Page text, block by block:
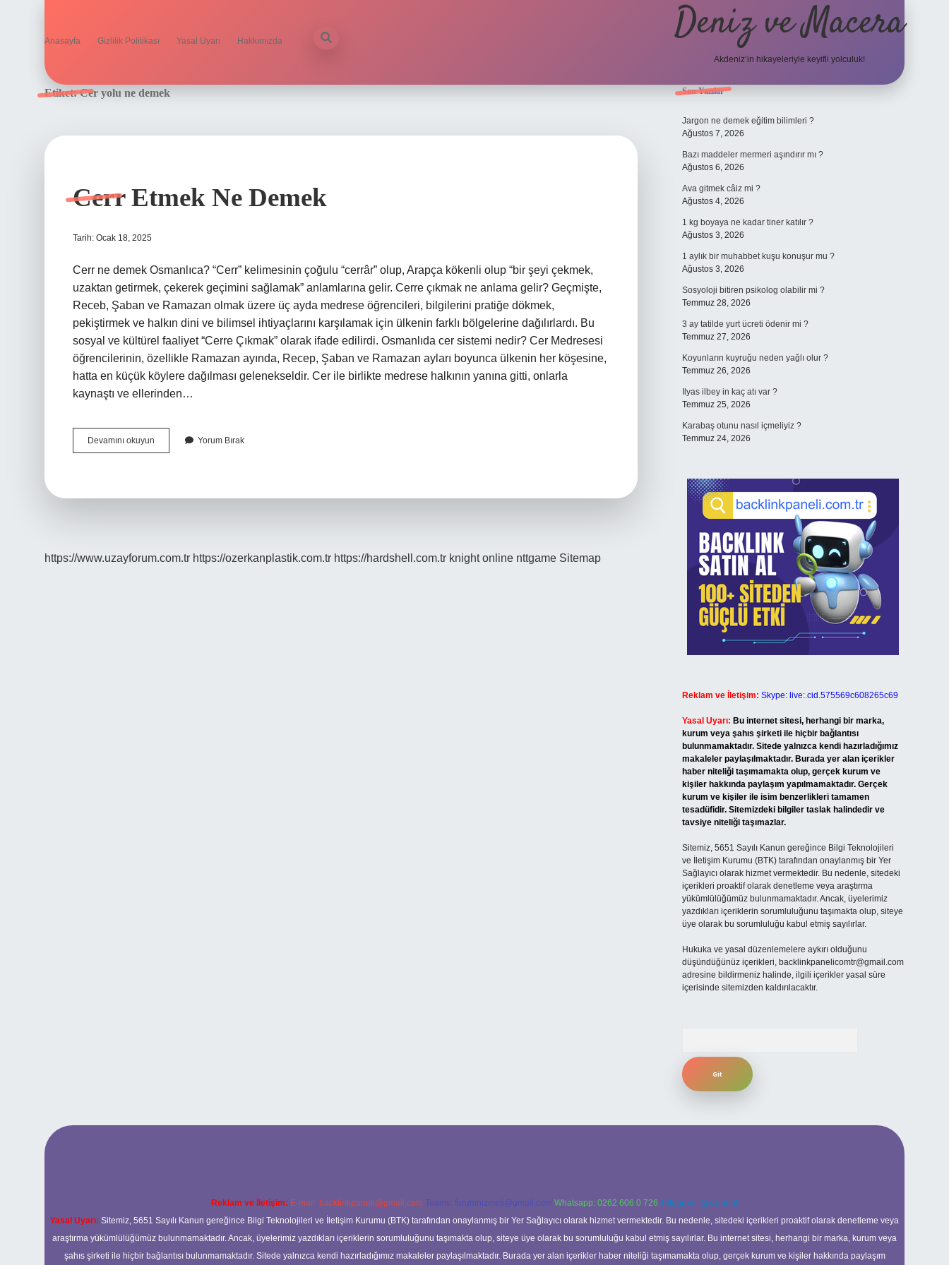
Anasayfa Gizlilik Politikası Yasal Uyarı Hakkımızda Deniz ve Macera
Akdeniz’in hikayeleriyle keyifli yolculuk!
Etiket:Cer yolu ne demek
Cerr Etmek Ne Demek
Tarih: Ocak 18, 2025
Cerr ne demek Osmanlıca? “Cerr” kelimesinin çoğulu “cerrâr” olup, Arapça kökenli olup “bir şeyi çekmek,
uzaktan getirmek, çekerek geçimini sağlamak” anlamlarına gelir. Cerre çıkmak ne anlama gelir? Geçmişte,
Receb, Şaban ve Ramazan olmak üzere üç ayda medrese öğrencileri, bilgilerini pratiğe dökmek,
pekiştirmek ve halkın dini ve bilimsel ihtiyaçlarını karşılamak için ülkenin farklı bölgelerine dağılırlardı. Bu
sosyal ve kültürel faaliyet “Cerre Çıkmak” olarak ifade edilirdi. Osmanlıda cer sistemi nedir? Cer Medresesi
öğrencilerinin, özellikle Ramazan ayında, Recep, Şaban ve Ramazan ayları boyunca ülkenin her köşesine,
hatta en küçük köylere dağılması gelenekseldir. Cer ile birlikte medrese halkının yanına gitti, onlarla
kaynaştı ve ellerinden…
Devamını okuyun
Etmek
Yorum Bırak
https://www.uzayforum.com.tr https://ozerkanplastik.com.tr https://hardshell.com.tr knight online nttgame Sitemap
Sidebar
Son Yazılar
Jargon ne demek eğitim bilimleri ?
Ağustos 7, 2026
Bazı maddeler mermeri aşındırır mı ?
Ağustos 6, 2026
Ava gitmek câiz mi ?
Ağustos 4, 2026
1 kg boyaya ne kadar tiner katılır ?
Ağustos 3, 2026
1 aylık bir muhabbet kuşu konuşur mu ?
Ağustos 3, 2026
Sosyoloji bitiren psikolog olabilir mi ?
Temmuz 28, 2026
3 ay tatilde yurt ücreti ödenir mi ?
Temmuz 27, 2026
Koyunların kuyruğu neden yağlı olur ?
Temmuz 26, 2026
Ilyas ilbey in kaç atı var ?
Temmuz 25, 2026
Karabaş otunu nasıl içmeliyiz ?
Temmuz 24, 2026
Reklam ve İletişim: Skype: live:.cid.575569c608265c69
Yasal Uyarı: Bu internet sitesi, herhangi bir marka,
kurum veya şahıs şirketi ile hiçbir bağlantısı
bulunmamaktadır. Sitede yalnızca kendi hazırladığımız
makaleler paylaşılmaktadır. Burada yer alan içerikler
haber niteliği taşımamakta olup, gerçek kurum ve
kişiler hakkında paylaşım yapılmamaktadır. Gerçek
kurum ve kişiler ile isim benzerlikleri tamamen
tesadüfidir. Sitemizdeki bilgiler taslak halindedir ve
tavsiye niteliği taşımazlar.
Sitemiz, 5651 Sayılı Kanun gereğince Bilgi Teknolojileri
ve İletişim Kurumu (BTK) tarafından onaylanmış bir Yer
Sağlayıcı olarak hizmet vermektedir. Bu nedenle, sitedeki
içerikleri proaktif olarak denetleme veya araştırma
yükümlülüğümüz bulunmamaktadır. Ancak, üyelerimiz
yazdıkları içeriklerin sorumluluğunu taşımakta olup, siteye
üye olarak bu sorumluluğu kabul etmiş sayılırlar.
Hukuka ve yasal düzenlemelere aykırı olduğunu
düşündüğünüz içerikleri, backlinkpanelicomtr@gmail.com
adresine bildirmeniz halinde, ilgili içerikler yasal süre
içerisinde sitemizden kaldırılacaktır.
Reklam ve İletişim: E-mail: backlinkpaneli@gmail.com Teams: forumhizmeti@gmail.com Whatsapp: 0262 606 0 726 Telegram: @karabul
Yasal Uyarı: Sitemiz, 5651 Sayılı Kanun gereğince Bilgi Teknolojileri ve İletişim Kurumu (BTK) tarafından onaylanmış bir Yer Sağlayıcı olarak hizmet vermektedir. Bu nedenle, sitedeki içerikleri proaktif olarak denetleme veya
araştırma yükümlülüğümüz bulunmamaktadır. Ancak, üyelerimiz yazdıkları içeriklerin sorumluluğunu taşımakta olup, siteye üye olarak bu sorumluluğu kabul etmiş sayılırlar. Bu internet sitesi, herhangi bir marka, kurum veya
şahıs şirketi ile hiçbir bağlantısı bulunmamaktadır. Sitede yalnızca kendi hazırladığımız makaleler paylaşılmaktadır. Burada yer alan içerikler haber niteliği taşımamakta olup, gerçek kurum ve kişiler hakkında paylaşım